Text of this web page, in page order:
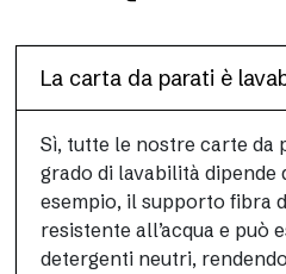
La carta da parati è
Sì, tutte le nostre carte da
grado di lavabilità
esempio, il supporto fibra
resistente all’acqua e può
detergenti neutri,